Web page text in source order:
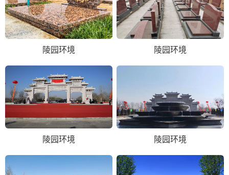
陵园环境 陵园环境
陵园环境 陵园环境